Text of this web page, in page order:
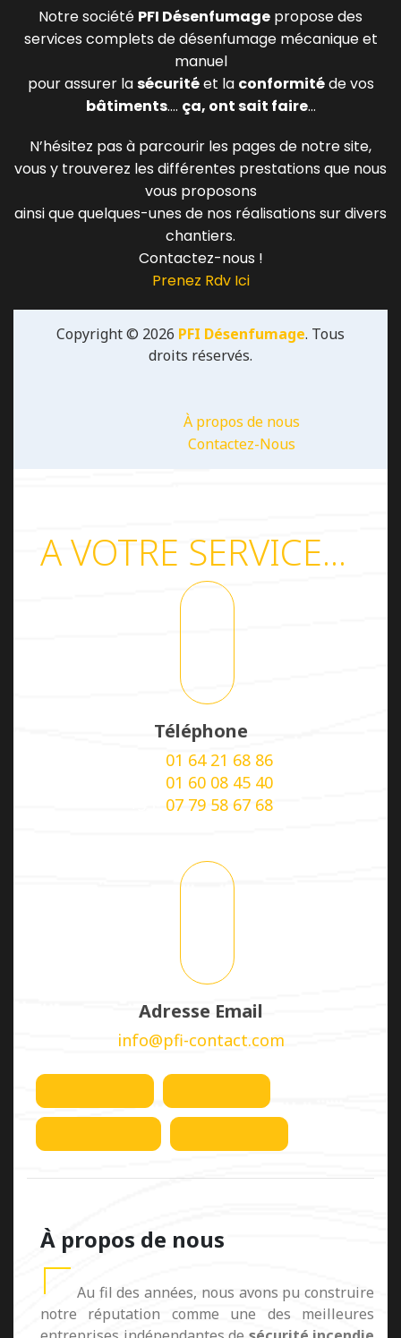
Notre société PFI Désenfumage propose des
services complets de désenfumage mécanique et
manuel
pour assurer lasécuritéet la conformitéde vos
bâtiments.... ça, ont sait faire...
N’hésitez pas à parcourir les pages de notre site,
vous y trouverez les différentes prestations que nous
vous proposons
ainsi que quelques-unes de nos réalisations sur divers
chantiers.
Contactez-nous !
Prenez Rdv Ici
Copyright © 2026 PFI Désenfumage. Tous
droits réservés.
À propos de nous
Contactez-Nous
A VOTRE SERVICE...
Téléphone
01 64 21 68 86
01 60 08 45 40
07 79 58 67 68
Adresse Email
info@pfi-contact.com
À propos de nous
Au fil des années, nous avons pu construire
notre réputation comme une des meilleures